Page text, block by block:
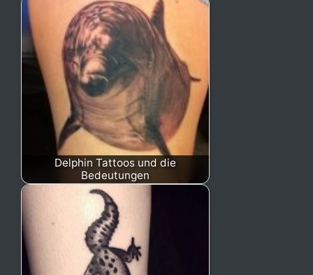
Delphin Tattoos und die
Bedeutungen